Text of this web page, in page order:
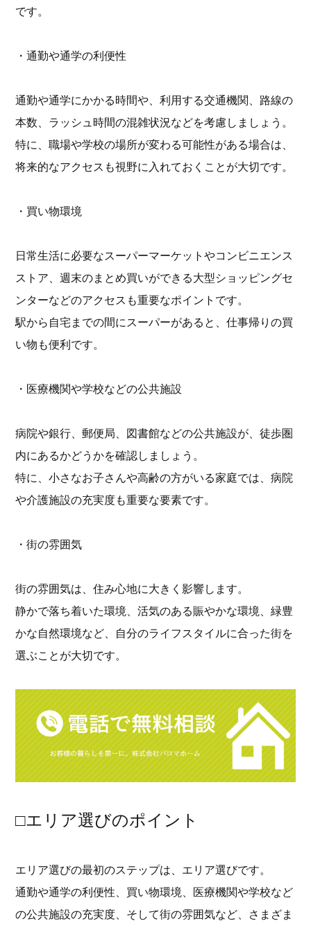
です。
・通勤や通学の利便性
通勤や通学にかかる時間や、利用する交通機関、路線の
本数、ラッシュ時間の混雑状況などを考慮しましょう。
特に、職場や学校の場所が変わる可能性がある場合は、
将来的なアクセスも視野に入れておくことが大切です。
・買い物環境
日常生活に必要なスーパーマーケットやコンビニエンス
ストア、週末のまとめ買いができる大型ショッピングセ
ンターなどのアクセスも重要なポイントです。
駅から自宅までの間にスーパーがあると、仕事帰りの買
い物も便利です。
・医療機関や学校などの公共施設
病院や銀行、郵便局、図書館などの公共施設が、徒歩圏
内にあるかどうかを確認しましょう。
特に、小さなお子さんや高齢の方がいる家庭では、病院
や介護施設の充実度も重要な要素です。
・街の雰囲気
街の雰囲気は、住み心地に大きく影響します。
静かで落ち着いた環境、活気のある賑やかな環境、緑豊
かな自然環境など、自分のライフスタイルに合った街を
選ぶことが大切です。
□エリア選びのポイント
エリア選びの最初のステップは、エリア選びです。
通勤や通学の利便性、買い物環境、医療機関や学校など
の公共施設の充実度、そして街の雰囲気など、さまざま